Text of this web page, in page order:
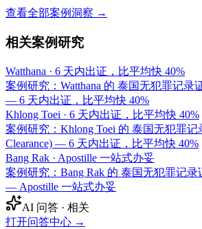
查看全部案例洞察 →
相关案例研究
Watthana · 6 天内出证，比平均快 40%
案例研究：Watthana 的 泰国无犯罪记录
— 6 天内出证，比平均快 40%
Khlong Toei · 6 天内出证，比平均快 40%
案例研究：Khlong Toei 的 泰国无犯罪记
Clearance) — 6 天内出证，比平均快 40%
Bang Rak · Apostille 一站式办妥
案例研究：Bang Rak 的 泰国无犯罪记录
— Apostille 一站式办妥
AI 问答 · 相关
打开问答中心 →